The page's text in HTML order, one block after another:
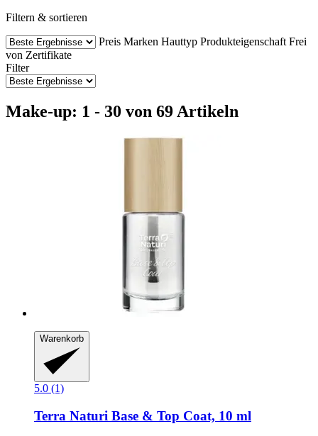
Filtern & sortieren
Preis Marken Hauttyp Produkteigenschaft Frei
von Zertifikate
Filter
Make-up: 1 - 30 von 69 Artikeln
Warenkorb
5.0 (1)
Terra Naturi Base & Top Coat, 10 ml